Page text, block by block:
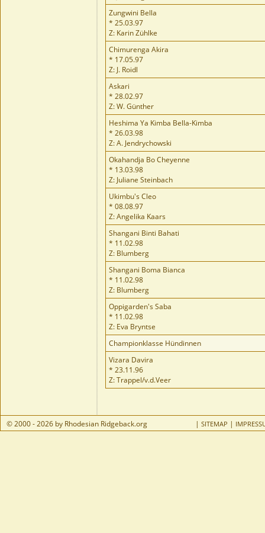
Zungwini Bella
* 25.03.97
Z: Karin Zühlke
Chimurenga Akira
* 17.05.97
Z: J. Roidl
Askari
* 28.02.97
Z: W. Günther
Heshima Ya Kimba Bella-Kimba
* 26.03.98
Z: A. Jendrychowski
Okahandja Bo Cheyenne
* 13.03.98
Z: Juliane Steinbach
Ukimbu's Cleo
* 08.08.97
Z: Angelika Kaars
Shangani Binti Bahati
* 11.02.98
Z: Blumberg
Shangani Boma Bianca
* 11.02.98
Z: Blumberg
Oppigarden's Saba
* 11.02.98
Z: Eva Bryntse
Championklasse Hündinnen
Vizara Davira
* 23.11.96
Z: Trappel/v.d.Veer
© 2000 - 2026 by Rhodesian Ridgeback.org | SITEMAP |